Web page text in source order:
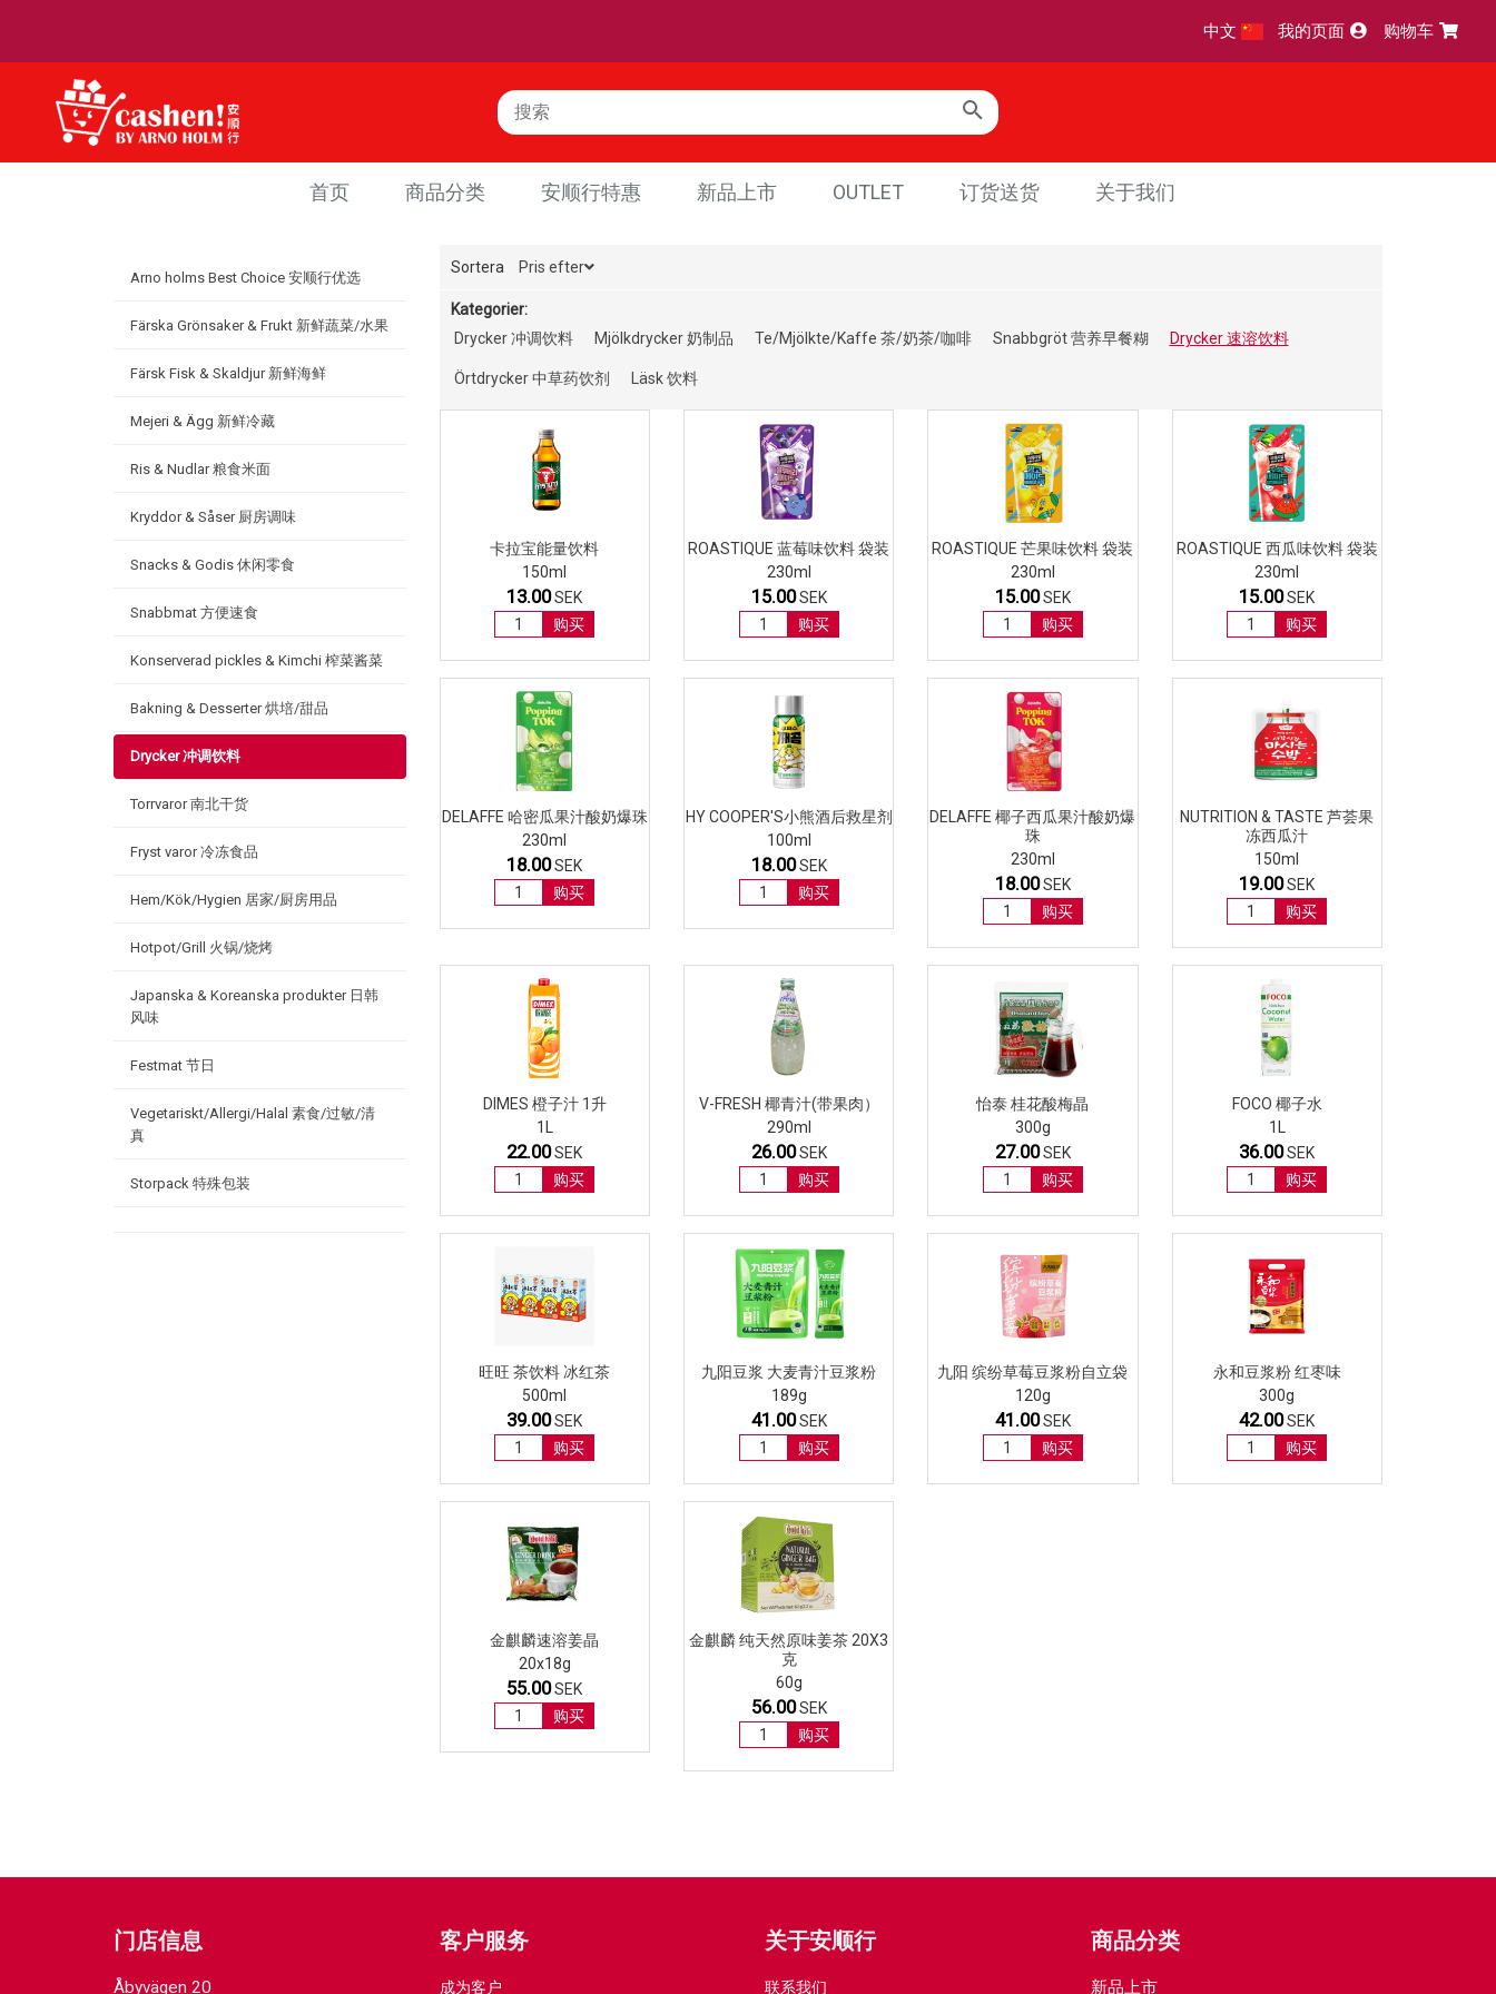
中文 我的页面 购物车
首页 商品分类 安顺行特惠 新品上市 OUTLET 订货送货 关于我们
Arno holms Best Choice 安顺行优选
Färska Grönsaker & Frukt 新鲜蔬菜/水果
Färsk Fisk & Skaldjur 新鲜海鲜
Mejeri & Ägg 新鲜冷藏
Ris & Nudlar 粮食米面
Kryddor & Såser 厨房调味
Snacks & Godis 休闲零食
Snabbmat 方便速食
Konserverad pickles & Kimchi 榨菜酱菜
Bakning & Desserter 烘培/甜品
Drycker 冲调饮料
Torrvaror 南北干货
Fryst varor 冷冻食品
Hem/Kök/Hygien 居家/厨房用品
Hotpot/Grill 火锅/烧烤
Japanska & Koreanska produkter 日韩
风味
Festmat 节日
Vegetariskt/Allergi/Halal 素食/过敏/清
真
Storpack 特殊包装
Sortera Pris efter
Kategorier:
Drycker 冲调饮料
Mjölkdrycker 奶制品 Te/Mjölkte/Kaffe 茶/奶茶/咖啡 Snabbgröt 营养早餐糊 Drycker 速溶饮料
Örtdrycker 中草药饮剂 Läsk 饮料
卡拉宝能量饮料
150ml
13.00SEK
购买
ROASTIQUE 蓝莓味饮料 袋装
230ml
15.00SEK
购买
ROASTIQUE 芒果味饮料 袋装
230ml
15.00SEK
购买
ROASTIQUE 西瓜味饮料 袋装
230ml
15.00SEK
购买
DELAFFE 哈密瓜果汁酸奶爆珠
230ml
18.00SEK
购买
HY COOPER'S小熊酒后救星剂
100ml
18.00SEK
购买
DELAFFE 椰子西瓜果汁酸奶爆
珠
230ml
18.00SEK
购买
NUTRITION & TASTE 芦荟果
冻西瓜汁
150ml
19.00SEK
购买
DIMES 橙子汁 1升
1L
22.00SEK
购买
V-FRESH 椰青汁(带果肉）
290ml
26.00SEK
购买
怡泰 桂花酸梅晶
300g
27.00SEK
购买
FOCO 椰子水
1L
36.00SEK
购买
旺旺 茶饮料 冰红茶
500ml
39.00SEK
购买
九阳豆浆 大麦青汁豆浆粉
189g
41.00SEK
购买
九阳 缤纷草莓豆浆粉自立袋
120g
41.00SEK
购买
永和豆浆粉 红枣味
300g
42.00SEK
购买
金麒麟速溶姜晶
20x18g
55.00SEK
购买
金麒麟 纯天然原味姜茶 20X3
克
60g
56.00SEK
购买
门店信息
Åbyvägen 20
客户服务
成为客户
关于安顺行
联系我们
商品分类
新品上市